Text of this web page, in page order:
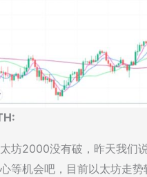
坊2000没有破，昨天我们
等机会吧，目前以太坊走势